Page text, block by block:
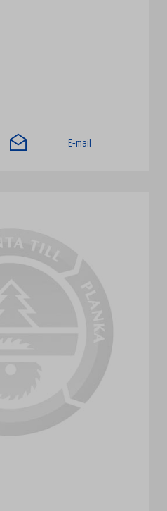
E-mail